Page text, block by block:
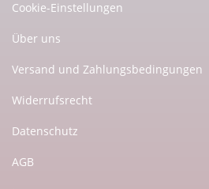
Cookie-Einstellungen
Über uns
Versand und Zahlungsbedingungen
Widerrufsrecht
Datenschutz
AGB